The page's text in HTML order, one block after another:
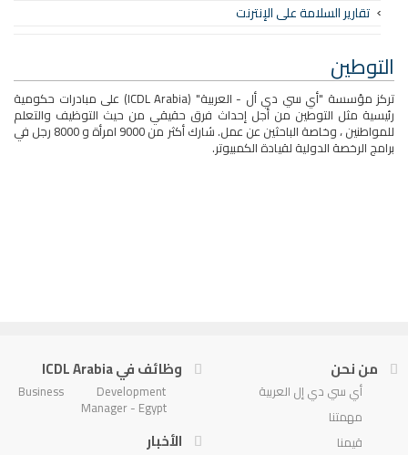
تقارير السلامة على الإنترنت
التوطين
تركز مؤسسة "أي سي دي أل - العربية" (ICDL Arabia) على مبادرات حكومية
رئيسية مثل التوطين من أجل إحداث فرق حقيقي من حيث التوظيف والتعلم
للمواطنين ، وخاصة الباحثين عن عمل. شارك أكثر من 9000 امرأة و 8000 رجل في
برامج الرخصة الدولية لقيادة الكمبيوتر.
من نحن
أي سي دي إل العربية
مهمتنا
قيمنا
وظائف في ICDL Arabia
Business Development
Manager - Egypt
الأخبار